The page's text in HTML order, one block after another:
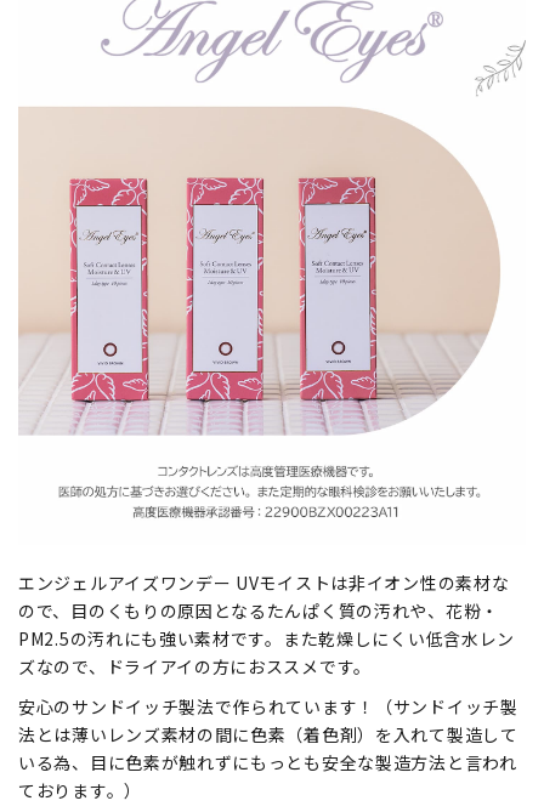
エンジェルアイズワンデー UVモイストは非イオン性の素材な
ので、目のくもりの原因となるたんぱく質の汚れや、花粉・
PM2.5の汚れにも強い素材です。また乾燥しにくい低含水レン
ズなので、ドライアイの方におススメです。
安心のサンドイッチ製法で作られています！（サンドイッチ製
法とは薄いレンズ素材の間に色素（着色剤）を入れて製造して
いる為、目に色素が触れずにもっとも安全な製造方法と言われ
ております。）